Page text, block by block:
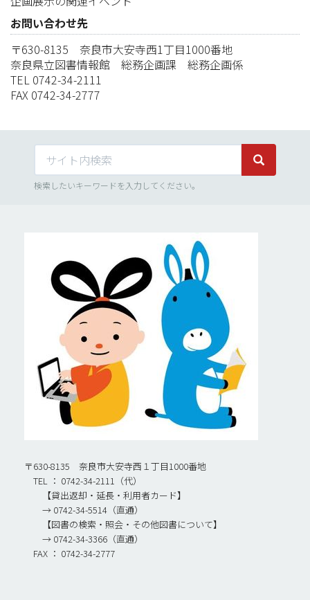
お問い合わせ先
〒630-8135 奈良市大安寺西1丁目1000番地
奈良県立図書情報館 総務企画課 総務企画係
TEL 0742-34-2111
FAX 0742-34-2777
サイト内検索 サイト内
検索したいキーワードを入力してください。
〒630-8135 奈良市大安寺西１丁目1000番地
TEL ： 0742-34-2111（代）
【貸出返却・延長・利用者カード】
→ 0742-34-5514（直通）
【図書の検索・照会・その他図書について】
→ 0742-34-3366（直通）
FAX ： 0742-34-2777